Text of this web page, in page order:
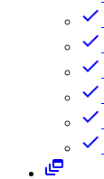
check
check
check
check
check
check
dynamic_feed